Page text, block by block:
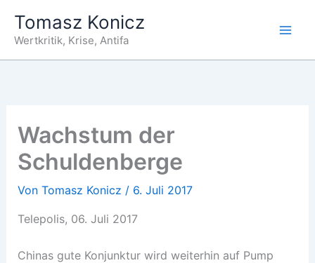
Inhalt
springen
Tomasz Konicz
Wertkritik, Krise, Antifa
Wachstum der
Schuldenberge
Von Tomasz Konicz / 6. Juli 2017
Telepolis, 06. Juli 2017
Chinas gute Konjunktur wird weiterhin auf Pump